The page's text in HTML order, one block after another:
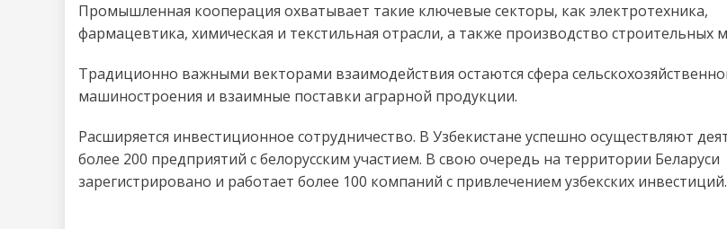
Промышленная кооперация охватывает такие ключевые секторы, как электротехника,
фармацевтика, химическая и текстильная отрасли, а также производство строительных
Традиционно важными векторами взаимодействия остаются сфера
машиностроения и взаимные поставки аграрной продукции.
Расширяется инвестиционное сотрудничество. В Узбекистане успешно осуществляют
более 200 предприятий с белорусским участием. В свою очередь на территории Беларуси
зарегистрировано и работает более 100 компаний с привлечением узбекских инвестиций.